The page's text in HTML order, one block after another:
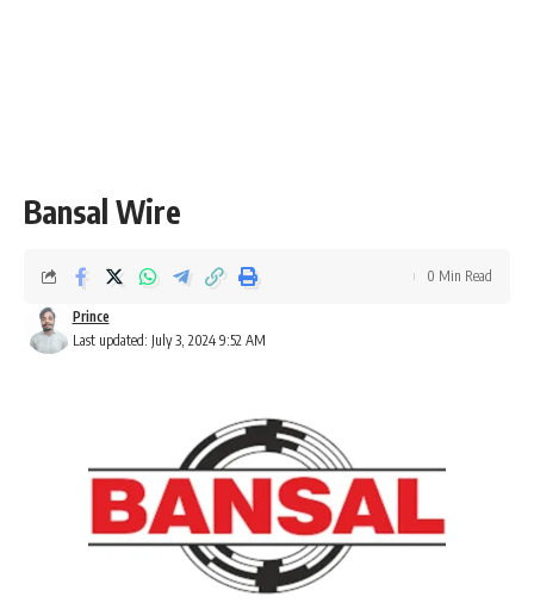
Bansal Wire
Last updated: July 3, 2024 9:52 AM
Prince
0 Min Read